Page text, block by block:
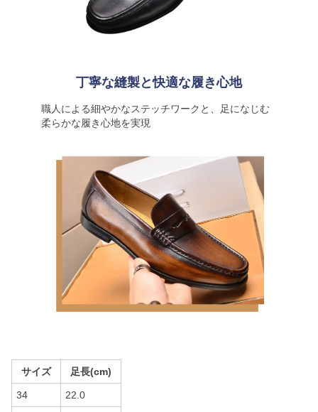
丁寧な縫製と快適な履き心地
職人による細やかなステッチワークと、足になじむ
柔らかな履き心地を実現
サイズ 足長(cm)
34 22.0